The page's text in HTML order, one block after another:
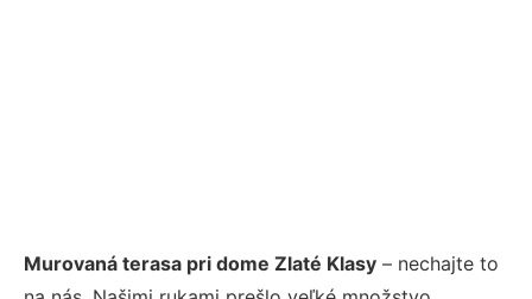
Murovaná terasa pri dome Zlaté Klasy – nechajte to